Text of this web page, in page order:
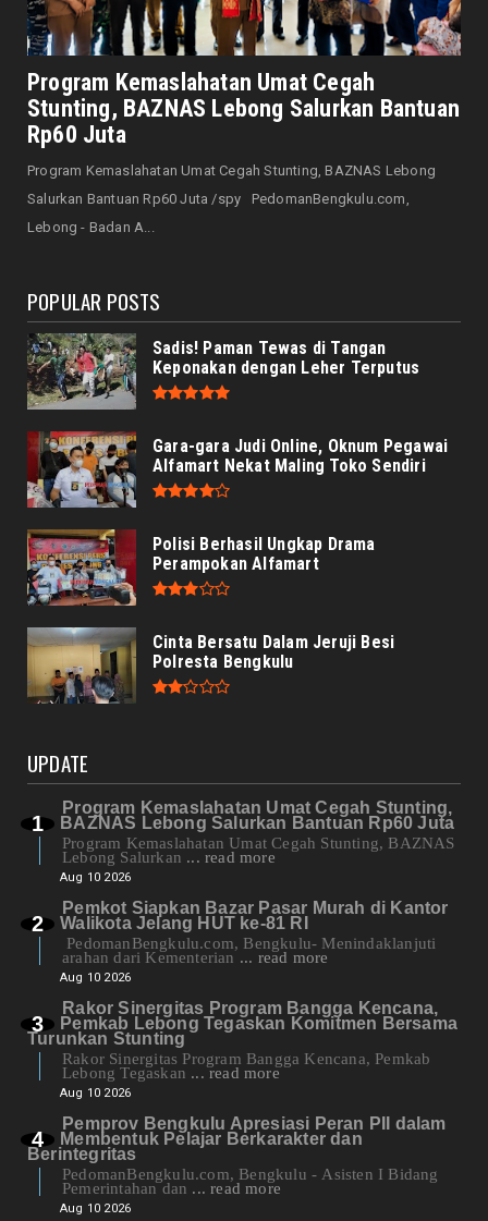
August 10, 2026
DAERAH
Kebakaran di Nusa Indah Kota Bengkulu
Nyaris Memakan Korban ...
August 10, 2026
DLH dan Damkar Kolaborasi Jaga Keasrian
Taman Kota di Musim ...
Program Kemaslahatan Umat Cegah
Stunting, BAZNAS Lebong Salurkan Bantuan
Rp60 Juta
Program Kemaslahatan Umat Cegah Stunting, BAZNAS Lebong
Salurkan Bantuan Rp60 Juta /spy PedomanBengkulu.com,
Lebong - Badan A...
POPULAR POSTS
Sadis! Paman Tewas di Tangan
Keponakan dengan Leher Terputus
Gara-gara Judi Online, Oknum Pegawai
Alfamart Nekat Maling Toko Sendiri
Polisi Berhasil Ungkap Drama
Perampokan Alfamart
Cinta Bersatu Dalam Jeruji Besi
Polresta Bengkulu
UPDATE
Program Kemaslahatan Umat Cegah Stunting,
BAZNAS Lebong Salurkan Bantuan Rp60 Juta
Program Kemaslahatan Umat Cegah Stunting, BAZNAS
Lebong Salurkan ... read more
Aug 10 2026
Pemkot Siapkan Bazar Pasar Murah di Kantor
Walikota Jelang HUT ke-81 RI
PedomanBengkulu.com, Bengkulu- Menindaklanjuti
arahan dari Kementerian ... read more
Aug 10 2026
Rakor Sinergitas Program Bangga Kencana,
Pemkab Lebong Tegaskan Komitmen Bersama
Turunkan Stunting
Rakor Sinergitas Program Bangga Kencana, Pemkab
Lebong Tegaskan ... read more
Aug 10 2026
Pemprov Bengkulu Apresiasi Peran PII dalam
Membentuk Pelajar Berkarakter dan
Berintegritas
PedomanBengkulu.com, Bengkulu - Asisten I Bidang
Pemerintahan dan ... read more
Aug 10 2026